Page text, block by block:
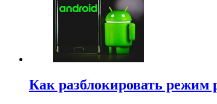
Как разблокировать режим